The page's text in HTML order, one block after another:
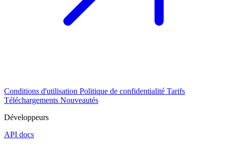
Conditions d'utilisation Politique de confidentialité Tarifs
Téléchargements Nouveautés
Développeurs
API docs